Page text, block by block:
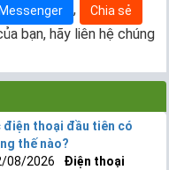
Messenger , Chia sẻ
bạn, hãy liên hệ chúng
điện thoại đầu tiên có
thế nào?
08/2026
Điện thoại